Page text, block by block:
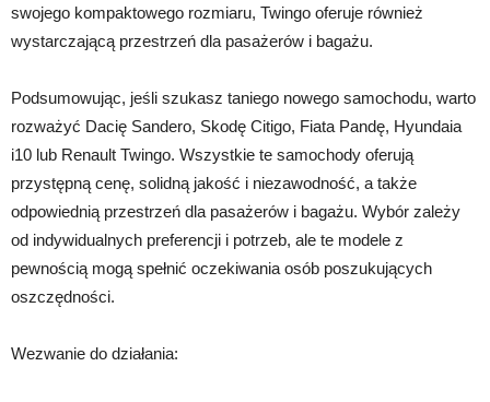
swojego kompaktowego rozmiaru, Twingo oferuje również
wystarczającą przestrzeń dla pasażerów i bagażu.
Podsumowując, jeśli szukasz taniego nowego samochodu, warto
rozważyć Dacię Sandero, Skodę Citigo, Fiata Pandę, Hyundaia
i10 lub Renault Twingo. Wszystkie te samochody oferują
przystępną cenę, solidną jakość i niezawodność, a także
odpowiednią przestrzeń dla pasażerów i bagażu. Wybór zależy
od indywidualnych preferencji i potrzeb, ale te modele z
pewnością mogą spełnić oczekiwania osób poszukujących
oszczędności.
Wezwanie do działania: